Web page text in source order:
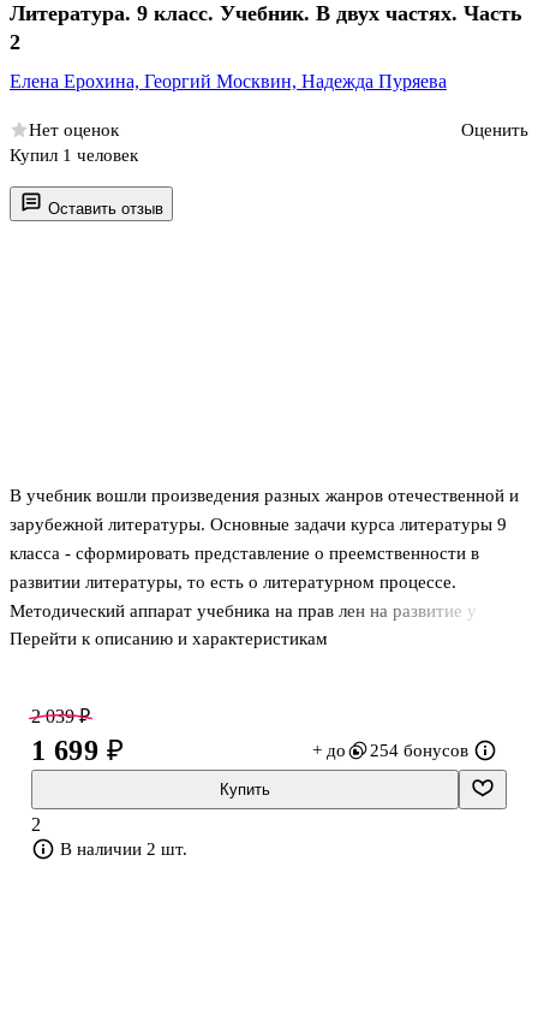
Оставить отзыв
В учебник вошли произведения разных жанров отечественной и
зарубежной литературы. Основные задачи курса литературы 9
класса - сформировать представление о преемственности в
развитии литературы, то есть о литературном процессе.
Методический аппарат учебника на прав лен на развитие у
школьников читательской культуры, образного и аналитического
прочитанные тексты, обучению основам самостоятельной
исследовательской и творческой деятельности. Соответствует
Перейти к описанию и характеристикам
Литература. 9 класс. Учебник. В двух частях. Часть
2
Елена Ерохина, Георгий Москвин, Надежда Пуряева
Нет оценок
Оценить
Купил 1 человек
2 039 ₽
1 699 ₽ + до 254 бонусов
Купить
2
В наличии 2 шт.